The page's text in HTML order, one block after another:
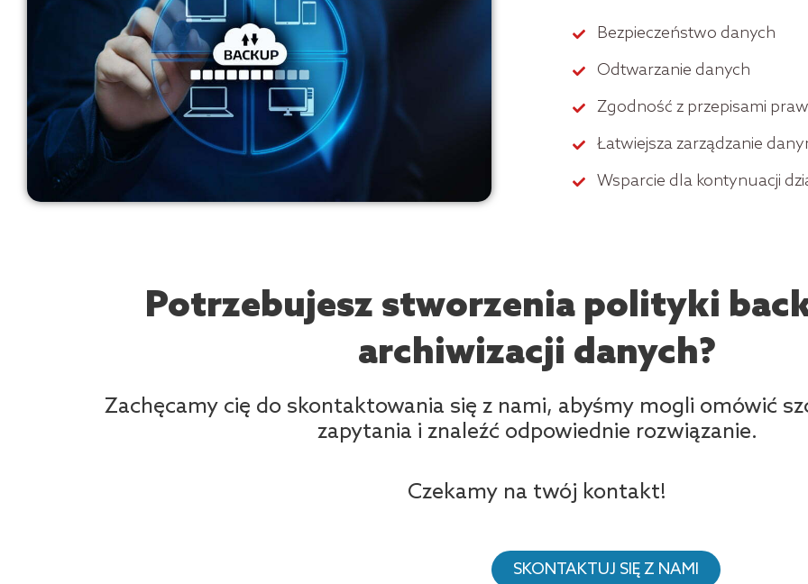
Bezpieczeństwo danych
Odtwarzanie danych
Zgodność z przepisami
Łatwiejsza zarządzanie
Wsparcie dla kontynuacji
Potrzebujesz stworzenia polityki
archiwizacji danych?
Zachęcamy cię do skontaktowania się z nami, abyśmy mogli omówić
zapytania i znaleźć odpowiednie rozwiązanie.
Czekamy na twój kontakt!
SKONTAKTUJ SIĘ Z NAMI